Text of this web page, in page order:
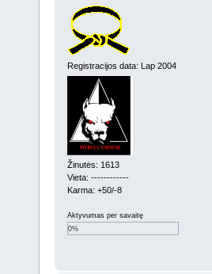
Registracijos data: Lap 2004
Žinutės: 1613
Vieta: ------------
Karma: +50/-8
Aktyvumas per savaitę
0%